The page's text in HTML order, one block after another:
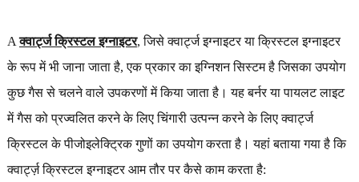
Aक्वार्ट्ज क्रिस्टल इग्नाइटर, जिसे क्वार्ट्ज इग्नाइटर या क्रिस्टल इग्नाइटर
के रूप में भी जाना जाता है, एक प्रकार का इग्निशन सिस्टम है जिसका उपयोग
कुछ गैस से चलने वाले उपकरणों में किया जाता है। यह बर्नर या पायलट लाइट
में गैस को प्रज्वलित करने के लिए चिंगारी उत्पन्न करने के लिए क्वार्ट्ज
क्रिस्टल के पीजोइलेक्ट्रिक गुणों का उपयोग करता है। यहां बताया गया है कि
क्वार्ट्ज़ क्रिस्टल इग्नाइटर आम तौर पर कैसे काम करता है: